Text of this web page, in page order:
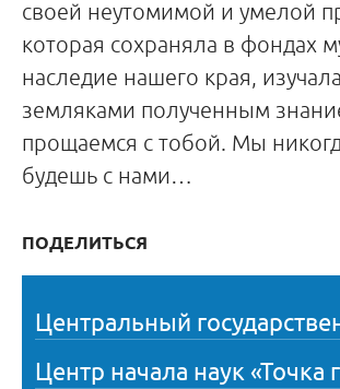
своей неутомимой и умелой
которая сохраняла в фондах
наследие нашего края,
земляками полученным
прощаемся с тобой. Мы
будешь с нами…
ПОДЕЛИТЬСЯ
Центральный
Центр начала наук «Точка